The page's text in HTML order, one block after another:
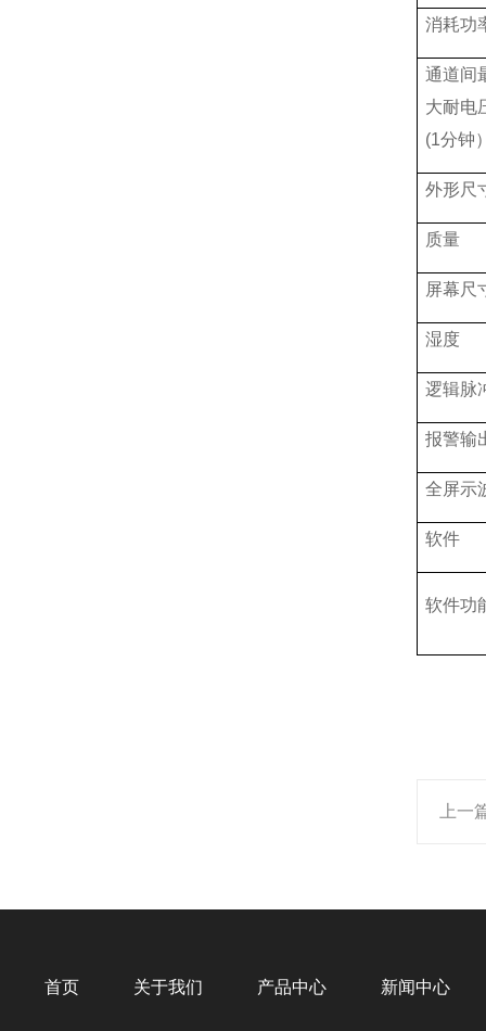
消耗功
通道间
大耐电
(1分钟
外形尺
质量
屏幕尺
湿度
逻辑脉
报警输
全屏示
软件
软件功
上一
首页 关于我们 产品中心 新闻中心